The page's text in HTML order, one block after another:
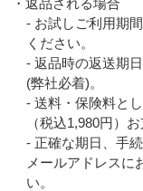
- お試しご利用期
ください。
- 返品時の返送期
(弊社必着)。
- 送料・保険料と
（税込1,980円）
- 正確な期日、手
メールアドレスに
い。